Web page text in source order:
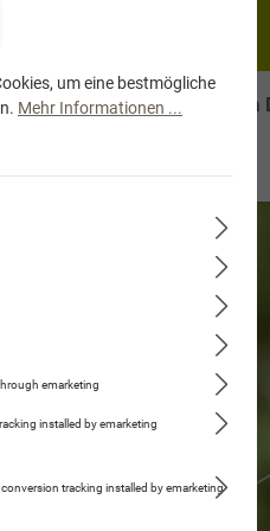
Onlineshop von
für Katzen
um eine bestmögliche
Mehr Informationen ...
emarketing
installed by emarketing
tracking installed by emarketing